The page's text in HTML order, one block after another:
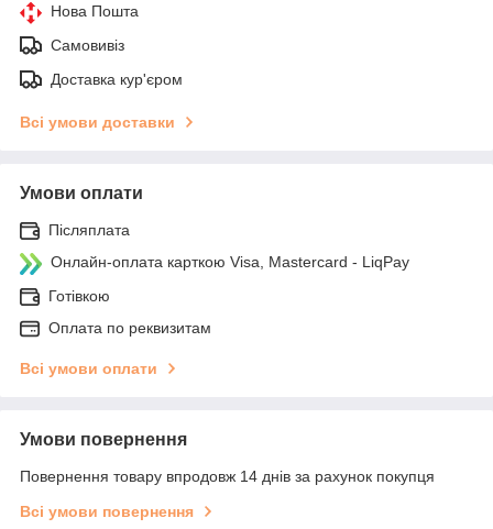
Нова Пошта
Самовивіз
Доставка кур'єром
Всі умови доставки
Умови оплати
Післяплата
Онлайн-оплата карткою Visa, Mastercard - LiqPay
Готівкою
Оплата по реквизитам
Всі умови оплати
Умови повернення
Повернення товару впродовж 14 днів за рахунок покупця
Всі умови повернення